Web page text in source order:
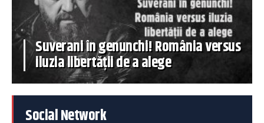
Suverani în genunchi! România versus
iluzia libertății de a alege
Social Network